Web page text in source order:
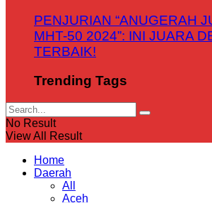
PENJURIAN “ANUGERAH
MHT-50 2024”: INI JUARA
TERBAIK!
Trending Tags
No Result
View All Result
Home
Daerah
All
Aceh